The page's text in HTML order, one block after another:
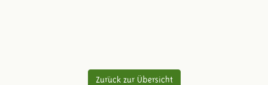
Zurück zur Übersicht